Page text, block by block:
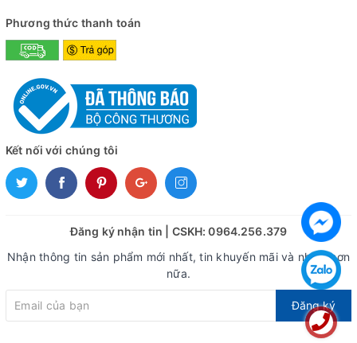
Phương thức thanh toán
Kết nối với chúng tôi
Đăng ký nhận tin | CSKH: 0964.256.379
Nhận thông tin sản phẩm mới nhất, tin khuyến mãi và nhiều hơn
nữa.
Đăng ký